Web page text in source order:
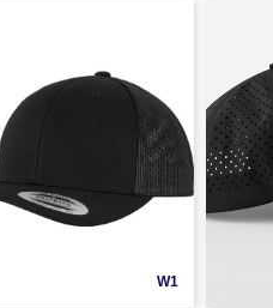
W1